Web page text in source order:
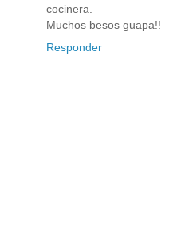
cocinera.
Muchos besos guapa!!
Responder